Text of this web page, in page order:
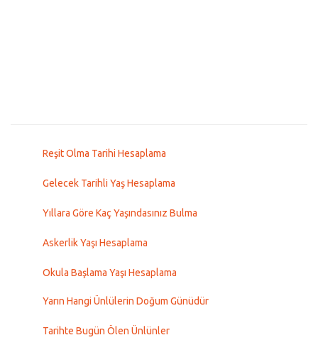
Reşit Olma Tarihi Hesaplama
Gelecek Tarihli Yaş Hesaplama
Yıllara Göre Kaç Yaşındasınız Bulma
Askerlik Yaşı Hesaplama
Okula Başlama Yaşı Hesaplama
Yarın Hangi Ünlülerin Doğum Günüdür
Tarihte Bugün Ölen Ünlünler